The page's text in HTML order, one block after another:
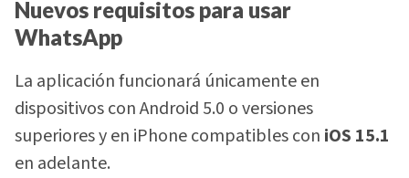
Nuevos requisitos para usar
WhatsApp
La aplicación funcionará únicamente en
dispositivos con Android 5.0 o versiones
superiores y en iPhone compatibles con iOS 15.1
en adelante.